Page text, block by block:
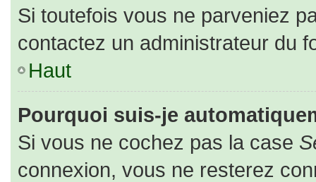
Si toutefois vous ne parveniez
contactez un administrateur du
Haut
Pourquoi suis-je
Si vous ne cochez pas la case
connexion, vous ne resterez